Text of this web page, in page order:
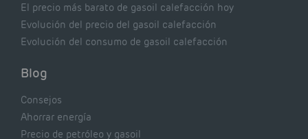
El precio más barato de gasoil calefacción hoy
Evolución del precio del gasoil calefacción
Evolución del consumo de gasoil calefacción
Blog
Consejos
Ahorrar energía
Precio de petróleo y gasoil